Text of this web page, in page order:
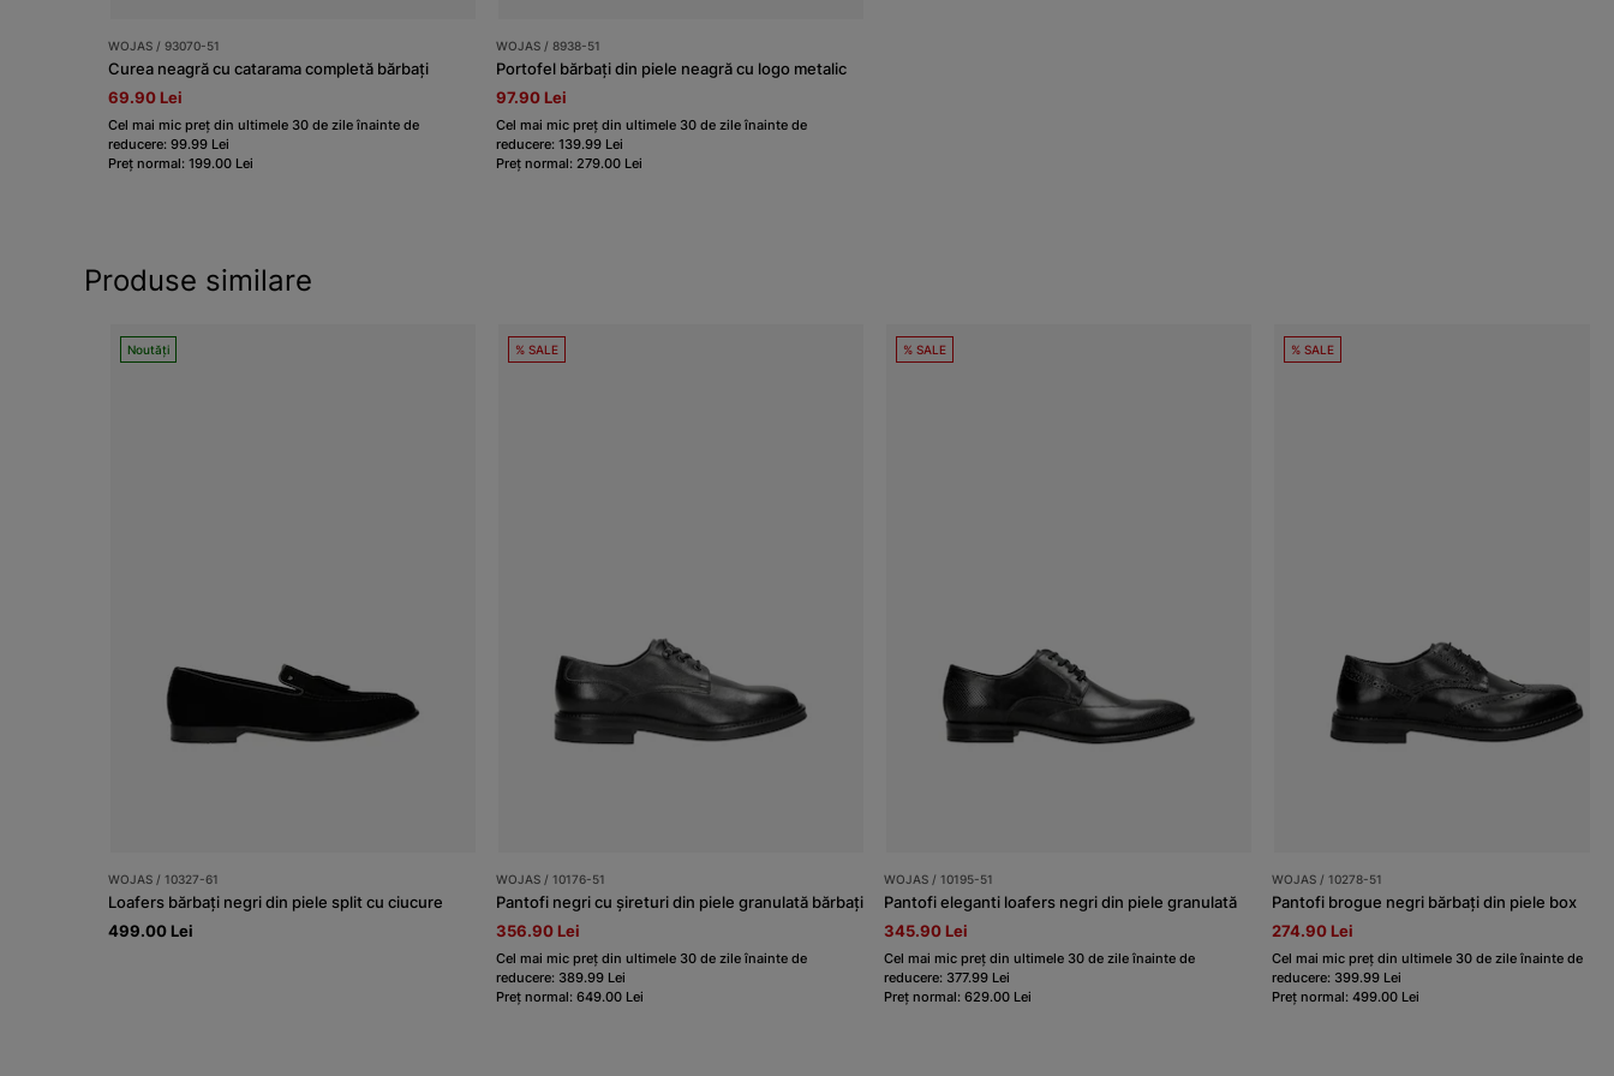
WOJAS / 93070-51
Curea neagră cu catarama completă bărbați
69.90 Lei
Cel mai mic preț din ultimele 30 de zile înainte de
reducere: 99.99 Lei
Preț normal: 199.00 Lei
WOJAS / 8938-51
Portofel bărbați din piele neagră cu logo metalic
97.90 Lei
Cel mai mic preț din ultimele 30 de zile înainte de
reducere: 139.99 Lei
Preț normal: 279.00 Lei
Produse similare
Noutăți
WOJAS / 10327-61
Loafers bărbați negri din piele split cu ciucure
499.00 Lei
% SALE
WOJAS / 10176-51
Pantofi negri cu șireturi din piele granulată bărbați
356.90 Lei
Cel mai mic preț din ultimele 30 de zile înainte de
reducere: 389.99 Lei
Preț normal: 649.00 Lei
% SALE
WOJAS / 10195-51
Pantofi eleganti loafers negri din piele granulată
345.90 Lei
Cel mai mic preț din ultimele 30 de zile înainte de
reducere: 377.99 Lei
Preț normal: 629.00 Lei
% SALE
WOJAS / 10278-51
Pantofi brogue negri bărbați din piele box
274.90 Lei
Cel mai mic preț din ultimele 30 de zile înainte de
reducere: 399.99 Lei
Preț normal: 499.00 Lei